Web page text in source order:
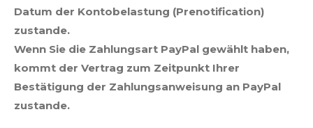
Datum der Kontobelastung (Prenotification)
zustande.
Wenn Sie die Zahlungsart PayPal gewählt haben,
kommt der Vertrag zum Zeitpunkt Ihrer
Bestätigung der Zahlungsanweisung an PayPal
zustande.